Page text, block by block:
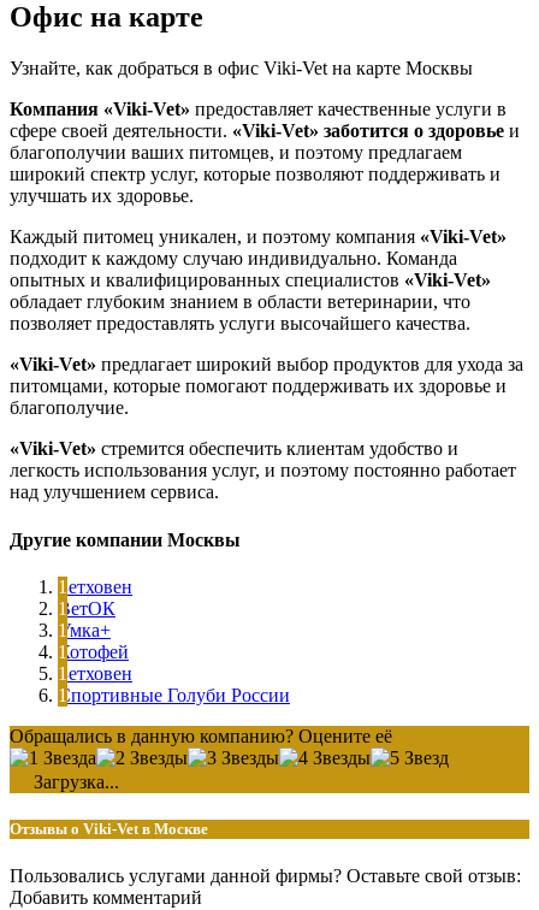
Офис на карте
Узнайте, как добраться в офис Viki-Vet на карте Москвы
Компания «Viki-Vet» предоставляет качественные услуги в
сфере своей деятельности. «Viki-Vet» заботится о здоровье и
благополучии ваших питомцев, и поэтому предлагаем
широкий спектр услуг, которые позволяют поддерживать и
улучшать их здоровье.
Каждый питомец уникален, и поэтому компания «Viki-Vet»
подходит к каждому случаю индивидуально. Команда
опытных и квалифицированных специалистов «Viki-Vet»
обладает глубоким знанием в области ветеринарии, что
позволяет предоставлять услуги высочайшего качества.
«Viki-Vet» предлагает широкий выбор продуктов для ухода за
питомцами, которые помогают поддерживать их здоровье и
благополучие.
«Viki-Vet» стремится обеспечить клиентам удобство и
легкость использования услуг, и поэтому постоянно работает
над улучшением сервиса.
Другие компании Москвы
Бетховен
ВетОК
Умка+
Котофей
Бетховен
Спортивные Голуби России
Обращались в данную компанию? Оцените её
Загрузка...
Отзывы о Viki-Vet в Москве
Пользовались услугами данной фирмы? Оставьте свой отзыв:
Добавить комментарий